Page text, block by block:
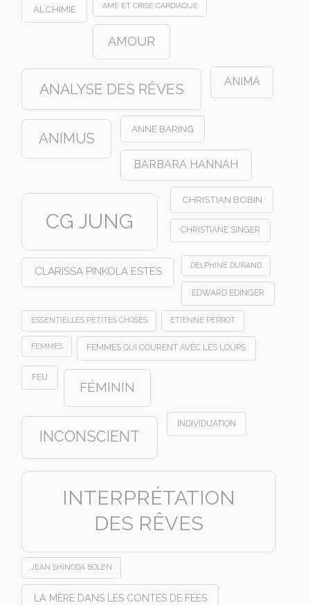
ALCHIMIE AME ET CRISE CARDIAQUE
AMOUR
ANALYSE DES RÊVES ANIMA
ANIMUS
ANNE BARING
BARBARA HANNAH
CG JUNG
CHRISTIAN BOBIN
CHRISTIANE SINGER
CLARISSA PINKOLA ESTES DELPHINE DURAND
EDWARD EDINGER
ESSENTIELLES PETITES CHOSES ETIENNE PERROT
FEMMES FEMMES QUI COURENT AVEC LES LOUPS
FEU
FÉMININ
INCONSCIENT
INDIVIDUATION
INTERPRÉTATION
DES RÊVES
JEAN SHINODA BOLEN
LA MÈRE DANS LES CONTES DE FÉES